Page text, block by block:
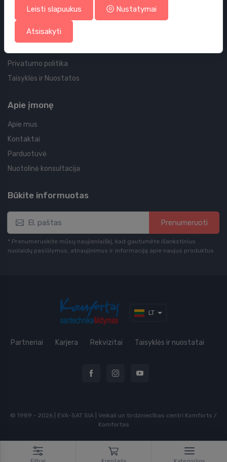
Jūsų paskyra
Jūsų užsakymas
Jūsų adresas
Privatumo politika
Taisyklės ir Nuostatos
Apie įmonę
Apie mus
Kontaktai
Parduotuvė
Nuotolinė konsultacija
Būkite informuotas
Prenumeruoti
* Prenumeruokite mūsų naujienlaiškį, kad gautumėte išankstinius
nuolaidų pasiūlymus, atnaujinimus ir informaciją apie naujus produktus
LT
Partneriai Karjera Rekvizitai Taisyklės ir nuostatai
© 1989 - 2026 | EVA-SAT SIA | Veikali un tirdzniecības centri Komforts /
Komfortas
Leisti slapuukus Nustatymai
Atsisakyti